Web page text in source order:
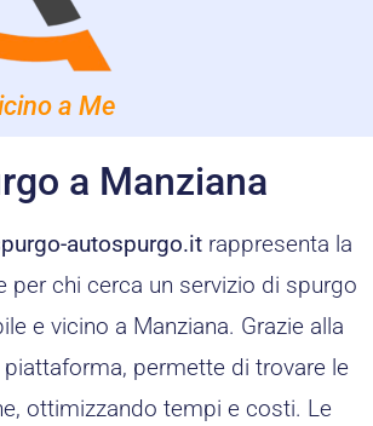
a Me
a Manziana
autospurgo.it rappresenta la
per chi cerca un servizio di spurgo
e vicino a Manziana. Grazie alla
permette di trovare le
ottimizzando tempi e costi. Le